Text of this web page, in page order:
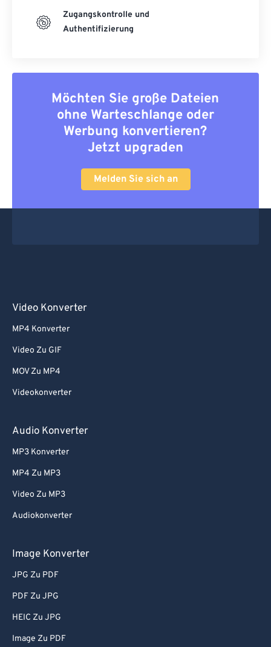
Zugangskontrolle und
Authentifizierung
Möchten Sie große Dateien
ohne Warteschlange oder
Werbung konvertieren?
Jetzt upgraden
Melden Sie sich an
Video Konverter
MP4 Konverter
Video Zu GIF
MOV Zu MP4
Videokonverter
Audio Konverter
MP3 Konverter
MP4 Zu MP3
Video Zu MP3
Audiokonverter
Image Konverter
JPG Zu PDF
PDF Zu JPG
HEIC Zu JPG
Image Zu PDF